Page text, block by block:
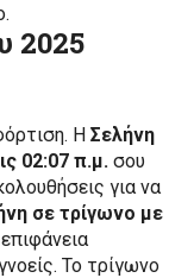
2025
Η Σελήνη
02:07 π.μ. σου
για να
σε τρίγωνο με
Το τρίγωνο